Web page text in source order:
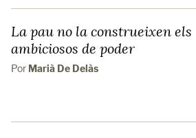
La pau no la construeixen els
ambiciosos de poder
Por Marià De Delàs